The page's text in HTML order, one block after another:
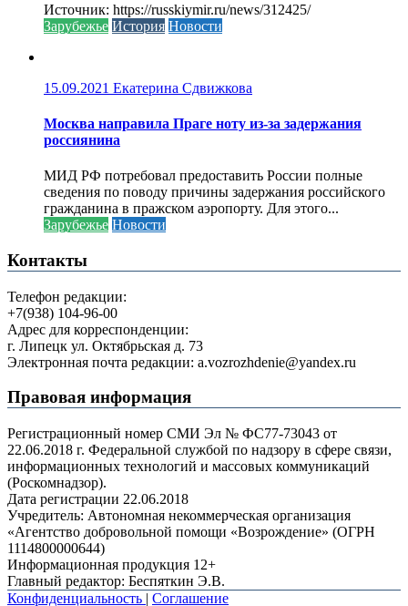
Источник: https://russkiymir.ru/news/312425/
Зарубежье История Новости
15.09.2021 Екатерина Сдвижкова
Москва направила Праге ноту из-за задержания
россиянина
МИД РФ потребовал предоставить России полные
сведения по поводу причины задержания российского
гражданина в пражском аэропорту. Для этого...
Зарубежье Новости
Контакты
Телефон редакции:
+7(938) 104-96-00
Адрес для корреспонденции:
г. Липецк ул. Октябрьская д. 73
Электронная почта редакции: a.vozrozhdenie@yandex.ru
Правовая информация
Регистрационный номер СМИ Эл № ФС77-73043 от
22.06.2018 г. Федеральной службой по надзору в сфере связи,
информационных технологий и массовых коммуникаций
(Роскомнадзор).
Дата регистрации 22.06.2018
Учредитель: Автономная некоммерческая организация
«Агентство добровольной помощи «Возрождение» (ОГРН
1114800000644)
Информационная продукция 12+
Главный редактор: Беспяткин Э.В.
Конфиденциальность | Соглашение